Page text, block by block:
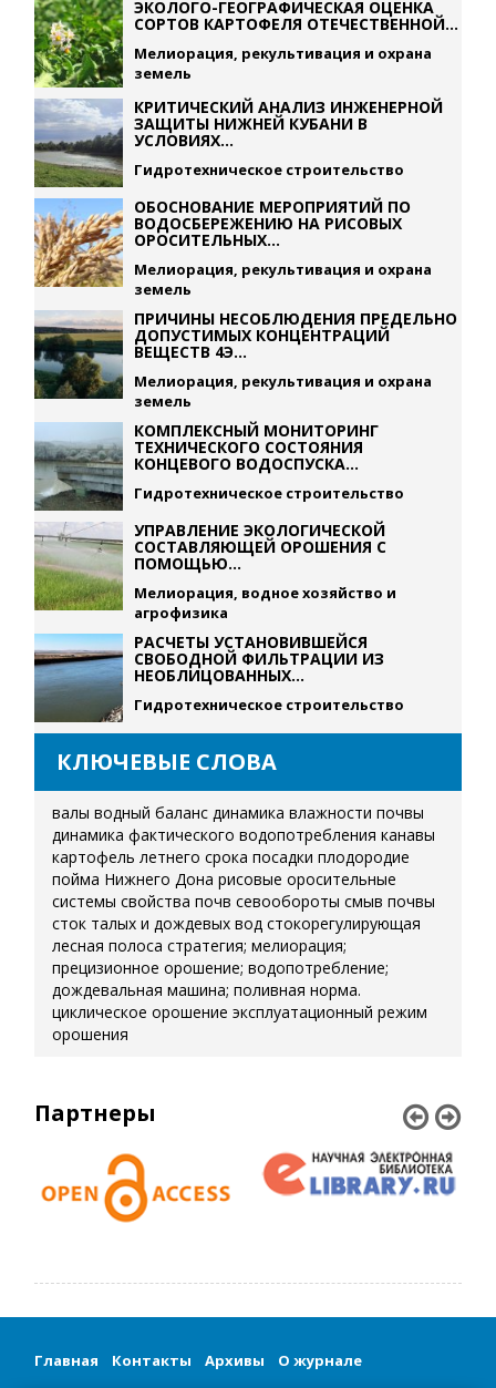
ЭКОЛОГО-ГЕОГРАФИЧЕСКАЯ ОЦЕНКА
СОРТОВ КАРТОФЕЛЯ ОТЕЧЕСТВЕННОЙ...
Мелиорация, рекультивация и охрана
земель
КРИТИЧЕСКИЙ АНАЛИЗ ИНЖЕНЕРНОЙ
ЗАЩИТЫ НИЖНЕЙ КУБАНИ В
УСЛОВИЯХ...
Гидротехническое строительство
ОБОСНОВАНИЕ МЕРОПРИЯТИЙ ПО
ВОДОСБЕРЕЖЕНИЮ НА РИСОВЫХ
ОРОСИТЕЛЬНЫХ...
Мелиорация, рекультивация и охрана
земель
ПРИЧИНЫ НЕСОБЛЮДЕНИЯ ПРЕДЕЛЬНО
ДОПУСТИМЫХ КОНЦЕНТРАЦИЙ
ВЕЩЕСТВ 4Э...
Мелиорация, рекультивация и охрана
земель
КОМПЛЕКСНЫЙ МОНИТОРИНГ
ТЕХНИЧЕСКОГО СОСТОЯНИЯ
КОНЦЕВОГО ВОДОСПУСКА...
Гидротехническое строительство
УПРАВЛЕНИЕ ЭКОЛОГИЧЕСКОЙ
СОСТАВЛЯЮЩЕЙ ОРОШЕНИЯ С
ПОМОЩЬЮ...
Мелиорация, водное хозяйство и
агрофизика
РАСЧЕТЫ УСТАНОВИВШЕЙСЯ
СВОБОДНОЙ ФИЛЬТРАЦИИ ИЗ
НЕОБЛИЦОВАННЫХ...
Гидротехническое строительство
КЛЮЧЕВЫЕ СЛОВА
валы водный баланс динамика влажности почвы
динамика фактического водопотребления канавы
картофель летнего срока посадки плодородие
пойма Нижнего Дона рисовые оросительные
системы свойства почв севообороты смыв почвы
сток талых и дождевых вод стокорегулирующая
лесная полоса стратегия; мелиорация;
прецизионное орошение; водопотребление;
дождевальная машина; поливная норма.
циклическое орошение эксплуатационный режим
орошения
Партнеры
Главная Контакты Архивы О журнале